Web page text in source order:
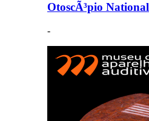
OtoscÃ³pio National
-